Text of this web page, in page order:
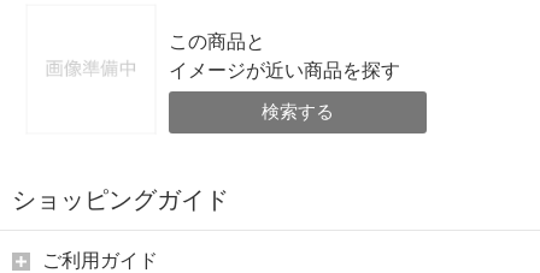
この商品と
イメージが近い商品を探す
検索する
ショッピングガイド
ご利用ガイド